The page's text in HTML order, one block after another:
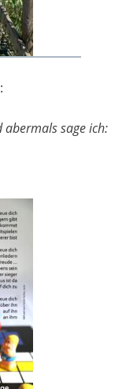
:
abermals sage ich: